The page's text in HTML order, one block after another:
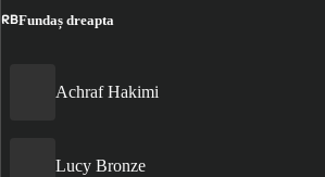
RBFundaș dreapta
Achraf Hakimi
Lucy Bronze